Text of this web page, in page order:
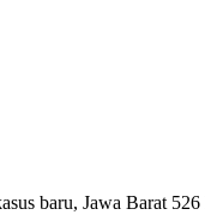
baru, Jawa Barat